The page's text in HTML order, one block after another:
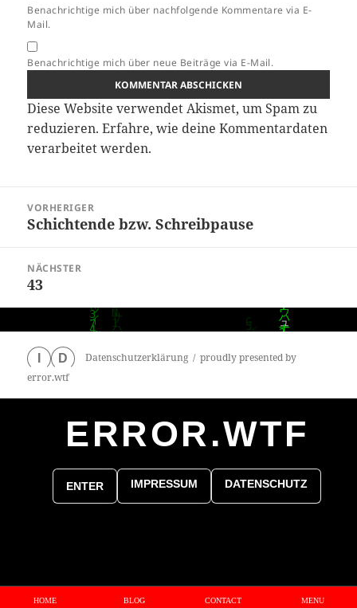
Benachrichtige mich über nachfolgende Kommentare via E-
Mail.
Benachrichtige mich über neue Beiträge via E-Mail.
Diese Website verwendet Akismet, um Spam zu
reduzieren.Erfahre, wie deine Kommentardaten
verarbeitet werden.
VORHERIGER
Vorheriger
Schichtende bzw. Schreibpause
NÄCHSTER
Nächster
Beitrag:
43
D Datenschutzerklärung
proudly presented by
error.wtf
ERROR.WTF
ENTER IMPRESSUM DATENSCHUTZ
HOME BLOG CONTACT MENU